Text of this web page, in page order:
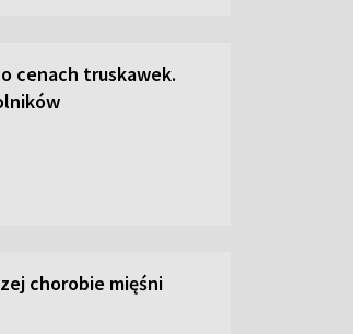
cenach truskawek.
chorobie mięśni